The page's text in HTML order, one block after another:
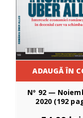
ADAUGĂ ÎN
Nº 92 —
2020 (192